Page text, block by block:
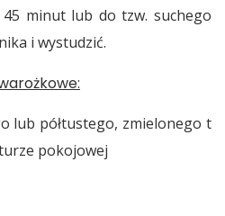
45 minut lub do tzw. suchego
i wystudzić.
lub półtustego, zmielonego t
pokojowej